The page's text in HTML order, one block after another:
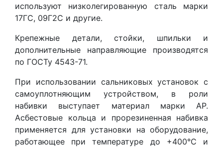
используют низколегированную сталь марки
17ГС, 09Г2С и другие.
Крепежные детали, стойки, шпильки и
дополнительные направляющие производятся
по ГОСТу 4543-71.
При использовании сальниковых установок с
самоуплотняющим устройством, в роли
набивки выступает материал марки АР.
Асбестовые кольца и прорезиненная набивка
применяется для установки на оборудование,
работающее при температуре до +400°С и